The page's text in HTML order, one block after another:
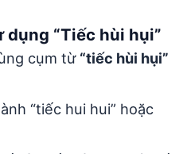
“Tiếc hùi hụi”
cụm từ “tiếc hùi hụi”
“tiếc hui hui” hoặc